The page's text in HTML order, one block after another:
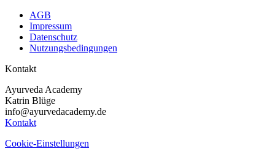
AGB
Impressum
Datenschutz
Nutzungsbedingungen
Kontakt
Ayurveda Academy
Katrin Blüge
info@ayurvedacademy.de
Kontakt
Cookie-Einstellungen